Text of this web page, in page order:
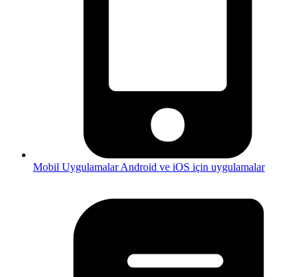
Mobil UygulamalarAndroid ve iOS için uygulamalar